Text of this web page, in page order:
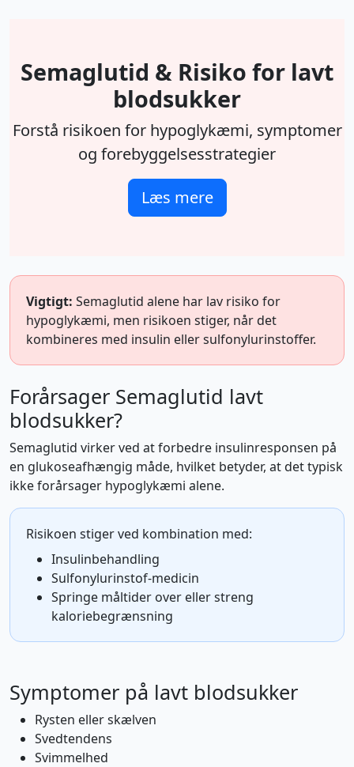
Semaglutid & Risiko for lavt
blodsukker
Forstå risikoen for hypoglykæmi, symptomer
og forebyggelsesstrategier
Læs mere
Vigtigt: Semaglutid alene har lav risiko for
hypoglykæmi, men risikoen stiger, når det
kombineres med insulin eller sulfonylurinstoffer.
Forårsager Semaglutid lavt
blodsukker?
Semaglutid virker ved at forbedre insulinresponsen på
en glukoseafhængig måde, hvilket betyder, at det typisk
ikke forårsager hypoglykæmi alene.
Risikoen stiger ved kombination med:
Insulinbehandling
Sulfonylurinstof-medicin
Springe måltider over eller streng
kaloriebegrænsning
Symptomer på lavt blodsukker
Rysten eller skælven
Svedtendens
Svimmelhed